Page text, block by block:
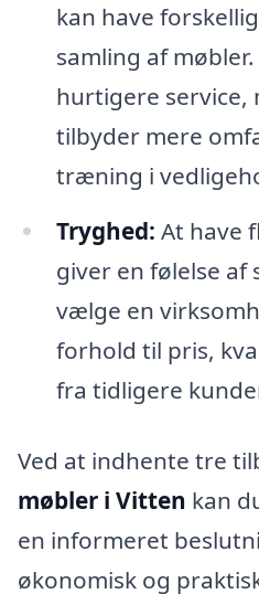
kan have
samling af
hurtigere service,
tilbyder mere
træning i
Tryghed: At have
giver en følelse af
vælge en
forhold til pris,
fra tidligere
Ved at indhente tre
møbler i Vitten kan
en informeret
økonomisk og